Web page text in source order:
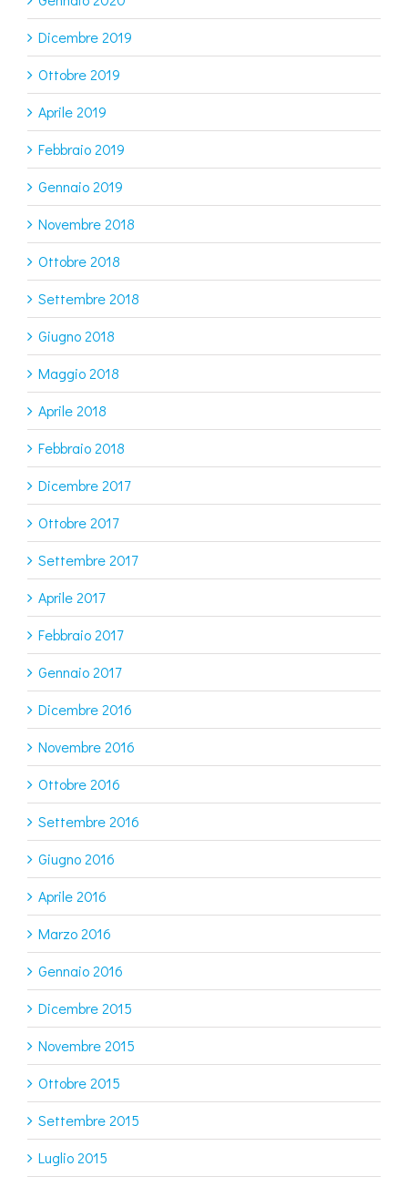
Dicembre 2019
Ottobre 2019
Aprile 2019
Febbraio 2019
Gennaio 2019
Novembre 2018
Ottobre 2018
Settembre 2018
Giugno 2018
Maggio 2018
Aprile 2018
Febbraio 2018
Dicembre 2017
Ottobre 2017
Settembre 2017
Aprile 2017
Febbraio 2017
Gennaio 2017
Dicembre 2016
Novembre 2016
Ottobre 2016
Settembre 2016
Giugno 2016
Aprile 2016
Marzo 2016
Gennaio 2016
Dicembre 2015
Novembre 2015
Ottobre 2015
Settembre 2015
Luglio 2015